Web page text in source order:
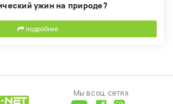
ужин на природе?
подробнее
Мы в соц. сетях